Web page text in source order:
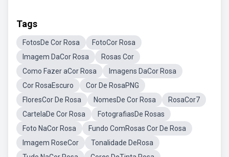
Tags
FotosDe Cor Rosa
FotoCor Rosa
Imagem DaCor Rosa
Rosas Cor
Como Fazer aCor Rosa
Imagens DaCor Rosa
Cor RosaEscuro
Cor De RosaPNG
FloresCor De Rosa
NomesDe Cor Rosa
RosaCor7
CartelaDe Cor Rosa
FotografiasDe Rosas
Foto NaCor Rosa
Fundo ComRosas Cor De Rosa
Imagem RoseCor
Tonalidade DeRosa